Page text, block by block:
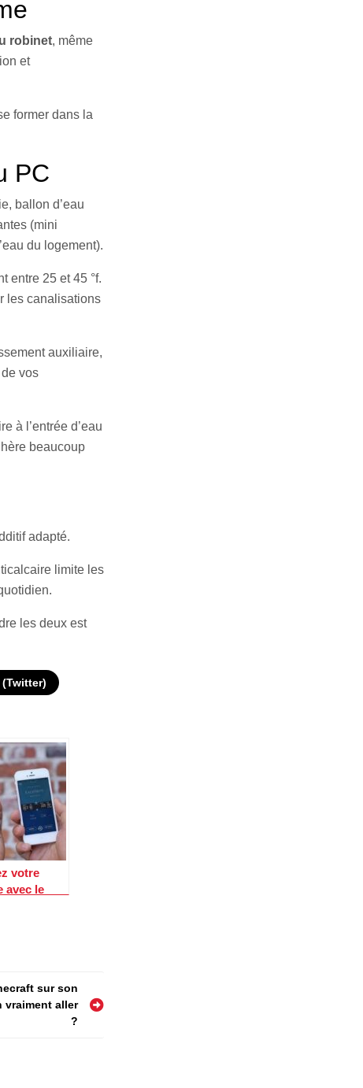
robinet, même
et
former dans la
PC
ballon d’eau
(mini
du logement).
entre 25 et 45 °f.
les canalisations
auxiliaire,
vos
à l’entrée d’eau
beaucoup
adapté.
limite les
les deux est
(Twitter)
votre
avec le
sur son
vraiment aller
?